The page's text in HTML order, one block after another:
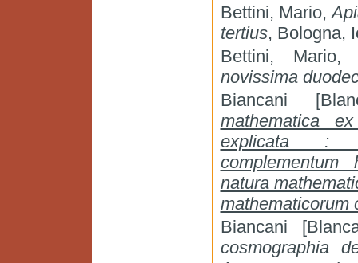
Bettini, Mario,
tertius, Bologna,
Bettini,
novissima
Biancani
mathematica
explicata :
natura
mathematicorum
Biancani
cosmographia